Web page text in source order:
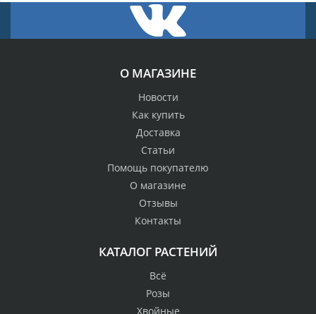
О МАГАЗИНЕ
Новости
Как купить
Доставка
Статьи
Помощь покупателю
О магазине
Отзывы
Контакты
КАТАЛОГ РАСТЕНИЙ
Всё
Розы
Хвойные